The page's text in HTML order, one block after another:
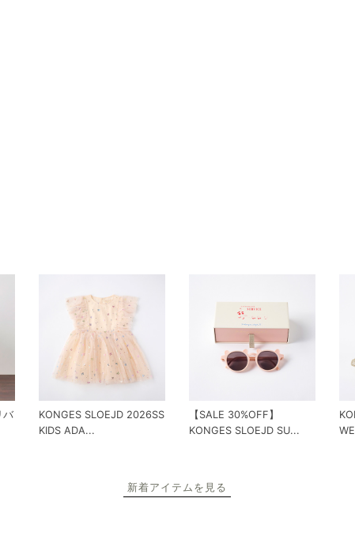
バ
KONGES SLOEJD 2026SS
KIDS ADA...
【SALE 30%OFF】
KONGES SLOEJD SU...
新着アイテムを見る